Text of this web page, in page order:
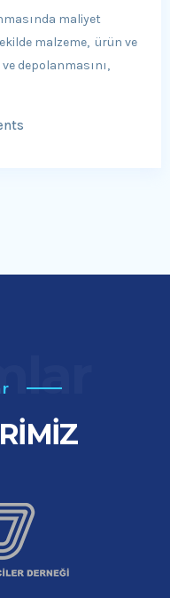
maliyet
malzeme, ürün ve
depolanmasını,